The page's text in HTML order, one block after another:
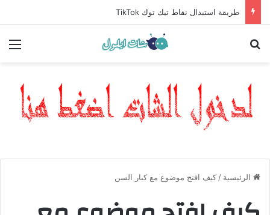
طريقة استبدال نقاط تيك توك TikTok
الرئيسية / كيف افتح موضوع مع كبار السن